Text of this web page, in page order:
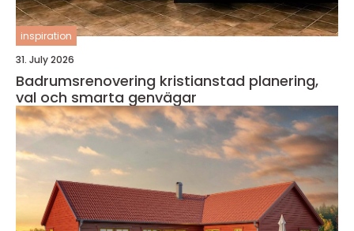
inspiration
31. July 2026
Badrumsrenovering kristianstad planering,
val och smarta genvägar